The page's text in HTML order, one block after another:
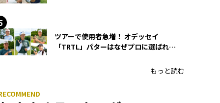
ツアーで使用者急増！ オデッセイ
「TRTL」パターはなぜプロに選ばれる
もっと読む